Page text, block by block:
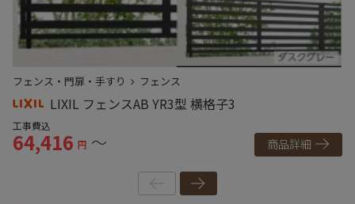
フェンス・門扉・手すり フェンス
LIXIL フェンスAB YR3型 横格子3
工事費込
64,416 円 ～ 商品詳細